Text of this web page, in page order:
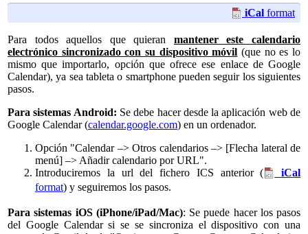
iCal format
Para todos aquellos que quieran mantener este calendario
electrónico sincronizado con su dispositivo móvil (que no es lo
mismo que importarlo, opción que ofrece ese enlace de Google
Calendar), ya sea tableta o smartphone pueden seguir los siguientes
pasos.
Para sistemas Android: Se debe hacer desde la aplicación web de
Google Calendar (calendar.google.com) en un ordenador.
Opción "Calendar –> Otros calendarios –> [Flecha lateral de
menú] –> Añadir calendario por URL".
Introduciremos la url del fichero ICS anterior (
iCal
format) y seguiremos los pasos.
Para sistemas iOS (iPhone/iPad/Mac): Se puede hacer los pasos
del Google Calendar si se se sincroniza el dispositivo con una